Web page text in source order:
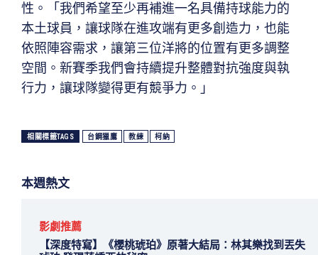
性。「我們希望至少再補進一名具備持球能力的
本土球員，讓球隊在進攻端有更多創造力，也能
依照陣容需求，讓第三位洋將的位置有更多調整
空間。新賽季我們會持續提升整體對抗強度與執
行力，讓球隊變得更有競爭力。」
相關標籤TAGS 台鋼獵鷹 教練 柯納
本週熱文
影劇推薦
【深度特寫】《櫻桃琥珀》原著大結局：林其樂找到丟失